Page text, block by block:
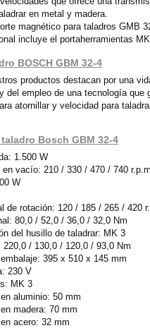
en metal y madera.
magnético para taladros GMB
incluye el portaherramientas
BOSCH GBM 32-4
productos destacan por una
del empleo de una tecnología que
atornillar y velocidad para
Bosch GBM 32-4
1.500 W
vacío: 210 / 330 / 470 / 740 r.p.m.
W
de rotación: 120 / 185 / 265 / 420 r.
80,0 / 52,0 / 36,0 / 32,0 Nm
del husillo de taladrar: MK 3
220,0 / 130,0 / 120,0 / 93,0 Nm
395 x 510 x 145 mm
230 V
MK 3
aluminio: 50 mm
madera: 70 mm
acero: 32 mm